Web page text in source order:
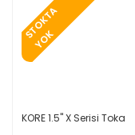
S
T
O
K
T
A
Y
O
K
KORE 1.5'' X Serisi Toka